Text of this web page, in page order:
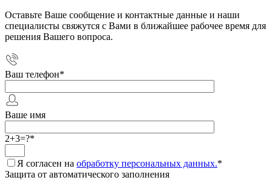
Оставьте Ваше сообщение и контактные данные и наши
специалисты свяжутся с Вами в ближайшее рабочее время для
решения Вашего вопроса.
Ваш телефон*
Ваше имя
2+3=?*
Я согласен на обработку персональных данных.*
Защита от автоматического заполнения